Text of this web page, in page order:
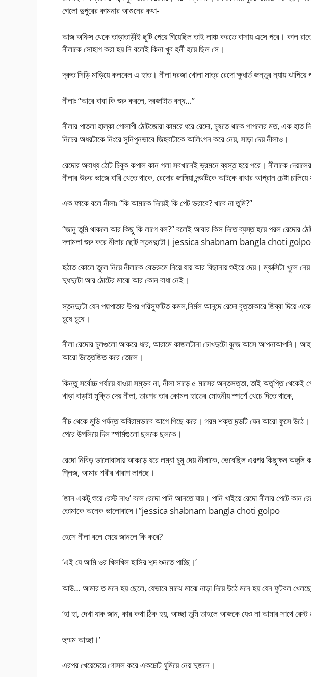
গেলো দুপুরের কামনার আগুনের কথা-
আজ অফিস থেকে তাড়াতাড়ীই ছুটি পেয়ে গিয়েছিল তাই লাঞ্চ করতে বাসায় এসে পরে। কাল
নীলাকে সোহাগ করা হয় নি বলেই কিনা খুব হর্নী হয়ে ছিল সে।
দ্রুত সিড়ি মাড়িয়ে কলবেল এ হাত। নীলা দরজা খোলা মাত্র রেদো ক্ষুধার্ত জন্তুর ন্যায়
নীলাঃ “আরে বাবা কি শুরু করলে, দরজাটাত বন্ধ…”
নীলার পাতলা হাল্কা গোলাপী ঠোটজোরা কামরে ধরে রেদো, চুষতে থাকে পাগলের মত, এক হাত
নিচের অধরটাকে নিংরে সুনিপুনভাবে জিহবাটাকে আলিংগন করে নেয়, সাড়া দেয় নীলাও।
রেদোর অবাধ্য ঠোট চিবুক কপাল কান গলা সবখানেই ভ্রমনে ব্যস্ত হয়ে পরে। নীলাকে
নীলার উরুর ভাজে বারি খেতে থাকে, রেদোর জাঙ্গিয়া দন্ডটিকে আটকে রাখার আপ্রান চেষ্টা চালিয়ে
এক ফাকে বলে নীলাঃ “কি আমাকে দিয়েই কি পেট ভরাবে? খাবে না তুমি?”
“জানু তুমি থাকলে আর কিছু কি লাগে বল?” বলেই আবার কিস দিতে ব্যস্ত হয়ে পরল রেদোর
দলামলা শুরু করে নীলার ছোট স্তনদুটো। jessica shabnam bangla choti golpo
হঠাত কোলে তুলে নিয়ে নীলাকে বেডরুমে নিয়ে যায় আর বিছানায় শুইয়ে দেয়। ম্যাক্সিটা খুলে
দুধদুটো আর ঠোটের মাঝে আর কোন বাধা নেই।
স্তনদুটো যেন পদ্মপাতার উপর পরিস্ফুটিত কমল,নির্মল আনন্দে রেদো বৃত্তাকারে জিব্বা দিয়ে
চুষে চুষে।
নীলা রেদোর চুলগুলো আকরে ধরে, আরামে কাজলটানা চোখদুটো বুজে আসে আপনাআপনি।
আরো উত্তেজিত করে তোলে।
কিন্তু সর্বোচ্চ পর্যায়ে যাওয়া সম্ভব না, নীলা সাড়ে ৫ মাসের অন্তসত্তা, তাই অতৃপ্তি
খাড়া বাড়াটা মুক্তি দেয় নীলা, তারপর তার কোমল হাতের মোহনীয় স্পর্শে খেচে দিতে থাকে,
নীচ থেকে মুন্ডি পর্যন্ত অবিরামভাবে আগে পিছে করে। গরম শক্ত দন্ডটি যেন আরো ফুসে
পেরে উগলিয়ে দিল স্পার্মগুলো ছলকে ছলকে।
রেদো নিবিড় ভালোবাসায় আকড়ে ধরে লম্বা চুমু দেয় নীলাকে, ভেবেছিল এরপর কিছুক্ষন
প্লিজ, আমার শরীর খারাপ লাগছে।
‘জান একটু শুয়ে রেস্ট নাও’ বলে রেদো পানি আনতে যায়। পানি খাইয়ে রেদো নীলার পেটে কান
তোমাকে অনেক ভালোবাসে।”jessica shabnam bangla choti golpo
হেসে নীলা বলে মেয়ে জানলে কি করে?
‘এই যে আমি ওর খিলখিল হাসির শব্দ শুনতে পাচ্ছি।’
আউ… আমার ত মনে হয় ছেলে, যেভাবে মাঝে মাঝে নাড়া দিয়ে উঠে মনে হয় যেন ফুটবল
‘হা হা, দেখা যাক জান, কার কথা ঠিক হয়, আচ্ছা তুমি তাহলে আজকে যেও না আমার সাথে রেস্ট
হুম্মম আচ্ছা।’
এরপর খেয়েদেয়ে গোসল করে একচোট ঘুমিয়ে নেয় দুজনে।